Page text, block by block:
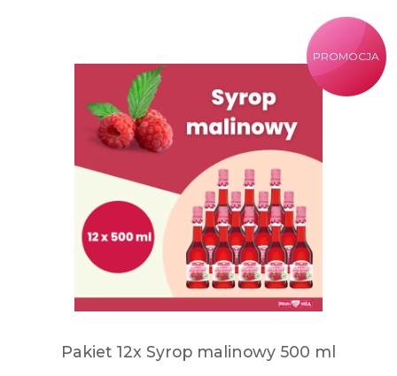
Pakiet 12x Syrop malinowy 500 ml
PROMOCJA